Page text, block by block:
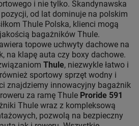
i nie tylko. Skandynawska
od lat dominuje na polskim
Thule Polska, klienci mogą
bagażników Thule.
topowe uchwyty dachowe na
na klapę auta czy boxy dachowe.
Thule, niezwykle łatwo i
sportowy sprzęt wodny i
znajdziemy innowacyjny bagażnik
za ramę Thule Proride 591
Thule wraz z kompleksową
pozwolą na bezpieczny